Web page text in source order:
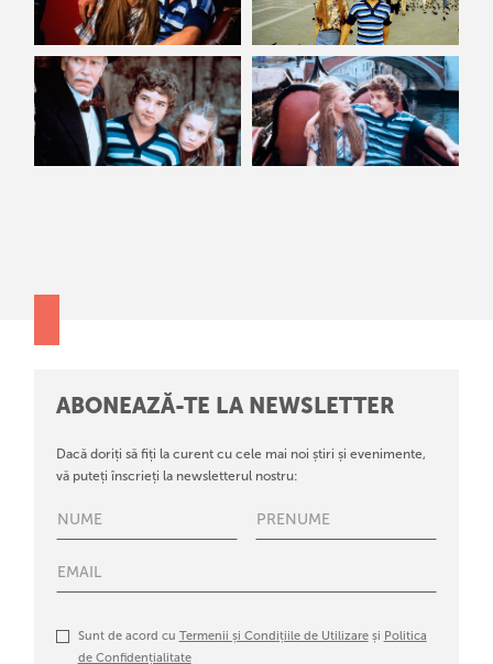
ABONEAZĂ-TE LA NEWSLETTER
Dacă doriți să fiți la curent cu cele mai noi știri și evenimente,
vă puteți înscrieți la newsletterul nostru:
Sunt de acord cu Termenii și Condițiile de Utilizareși Politica
de Confidențialitate